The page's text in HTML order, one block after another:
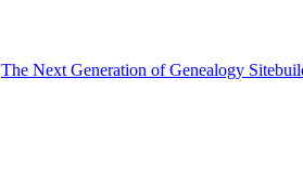
The Next Generation of Genealogy